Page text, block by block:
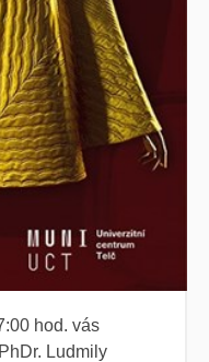
hod. vás
Ludmily